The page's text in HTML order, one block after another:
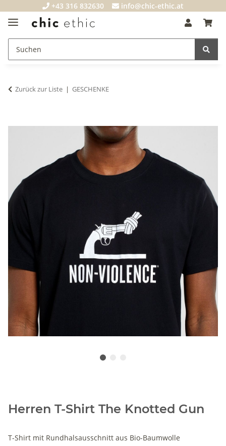
+43 316 832630 info@chic-ethic.at
Zurück zur Liste GESCHENKE
Herren T-Shirt The Knotted Gun
T-Shirt mit Rundhalsausschnitt aus Bio-Baumwolle